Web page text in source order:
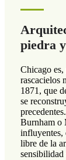
piedra
Chicago
rascacielos
1871, que
se
Burnham o
influyentes,
libre de la
sensibilidad